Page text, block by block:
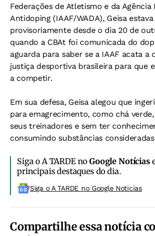
Federações de Atletismo e da Agência
Antidoping (IAAF/WADA), Geisa
provisoriamente desde o dia 20 de
quando a CBAt foi comunicada do
aguarda para saber se a IAAF acata a
justiça desportiva brasileira para que
a competir.
Em sua defesa, Geisa alegou que
para emagrecimento, como chá
seus treinadores e sem ter
consumindo substâncias
Siga o A TARDE noGoogle Notícias
principais destaques do dia.
Siga o A TARDE no Google Noticias
Compartilhe essa notícia